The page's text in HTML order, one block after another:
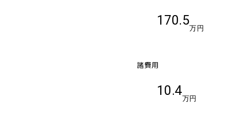
170.5
万円
諸費用
10.4
万円